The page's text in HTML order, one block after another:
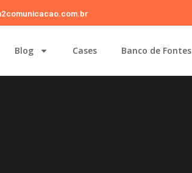
Blog Cases Banco de Fontes